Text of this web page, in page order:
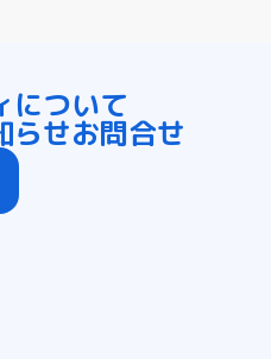
について
らせお問合せ